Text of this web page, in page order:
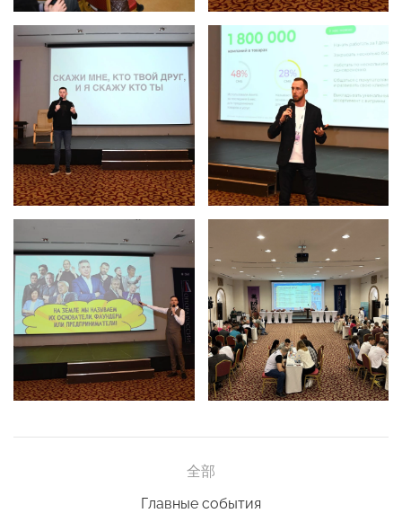
全部
Главные события